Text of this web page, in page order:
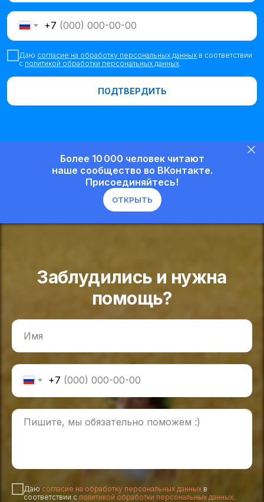
+7
Даю согласие на обработку персональных данных в соответствии
с политикой обработки персональных данных
ПОДТВЕРДИТЬ
Более 10 000 человек читают
наше сообщество во ВКонтакте.
Присоединяйтесь!
ОТКРЫТЬ
Заблудились и нужна
помощь?
+7
Даю согласие на обработку персональных данных в
соответствии с политикой обработки персональных данных